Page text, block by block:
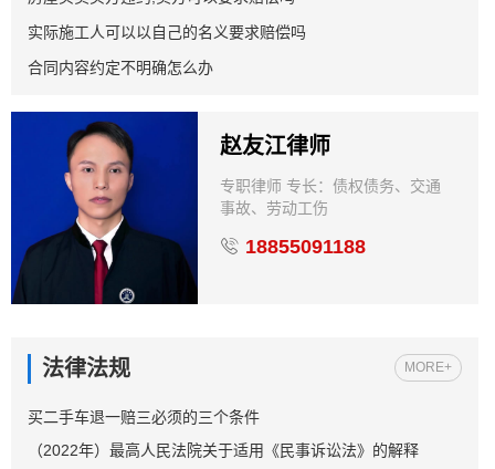
实际施工人可以以自己的名义要求赔偿吗
合同内容约定不明确怎么办
赵友江律师
专职律师 专长：债权债务、交通
事故、劳动工伤
18855091188
法律法规 MORE+
买二手车退一赔三必须的三个条件
（2022年）最高人民法院关于适用《民事诉讼法》的解释